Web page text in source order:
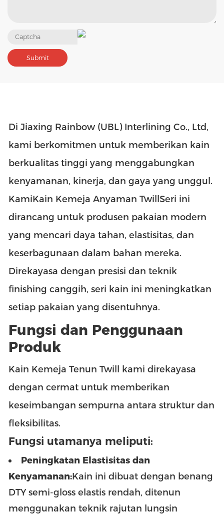
Di Jiaxing Rainbow (UBL) Interlining Co., Ltd,
kami berkomitmen untuk memberikan kain
berkualitas tinggi yang menggabungkan
kenyamanan, kinerja, dan gaya yang unggul.
KamiKain Kemeja Anyaman TwillSeri ini
dirancang untuk produsen pakaian modern
yang mencari daya tahan, elastisitas, dan
keserbagunaan dalam bahan mereka.
Direkayasa dengan presisi dan teknik
finishing canggih, seri kain ini meningkatkan
setiap pakaian yang disentuhnya.
Fungsi dan Penggunaan
Produk
Kain Kemeja Tenun Twill kami direkayasa
dengan cermat untuk memberikan
keseimbangan sempurna antara struktur dan
fleksibilitas.
Fungsi utamanya meliputi:
Peningkatan Elastisitas dan
Kenyamanan:Kain ini dibuat dengan benang
DTY semi-gloss elastis rendah, ditenun
menggunakan teknik rajutan lungsin